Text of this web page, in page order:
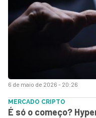
6 de maio de 2026 - 20:26
MERCADO CRIPTO
É só o começo?